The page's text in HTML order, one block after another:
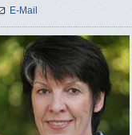
E-Mail